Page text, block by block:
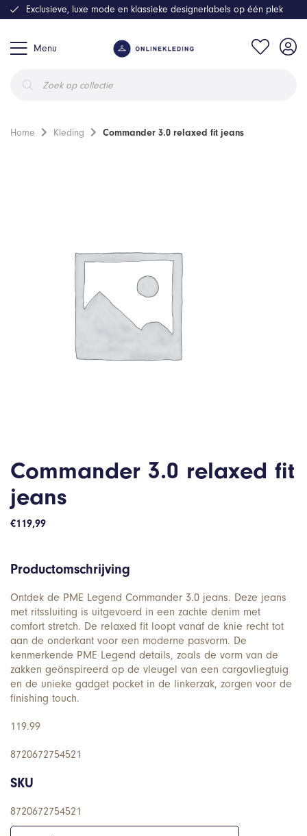
Menu
zoeken
Exclusieve, luxe mode en klassieke designerlabels op één plek
Home Kleding Commander 3.0 relaxed fit jeans
Commander 3.0 relaxed fit
jeans
€119,99
Productomschrijving
Ontdek de PME Legend Commander 3.0 jeans. Deze jeans
met ritssluiting is uitgevoerd in een zachte denim met
comfort stretch. De relaxed fit loopt vanaf de knie recht tot
aan de onderkant voor een moderne pasvorm. De
kenmerkende PME Legend details, zoals de vorm van de
zakken geönspireerd op de vleugel van een cargovliegtuig
en de unieke gadget pocket in de linkerzak, zorgen voor de
finishing touch.
119.99
8720672754521
SKU
8720672754521